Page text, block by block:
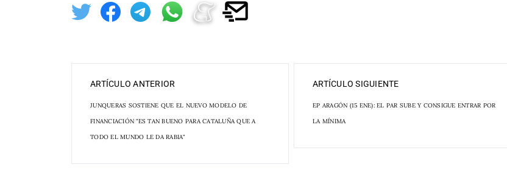
ARTÍCULO ANTERIOR
JUNQUERAS SOSTIENE QUE EL NUEVO MODELO DE
FINANCIACIÓN "ES TAN BUENO PARA CATALUÑA QUE A
TODO EL MUNDO LE DA RABIA"
ARTÍCULO SIGUIENTE
EP ARAGÓN (15 ENE): EL PAR SUBE Y CONSIGUE ENTRAR POR
LA MÍNIMA